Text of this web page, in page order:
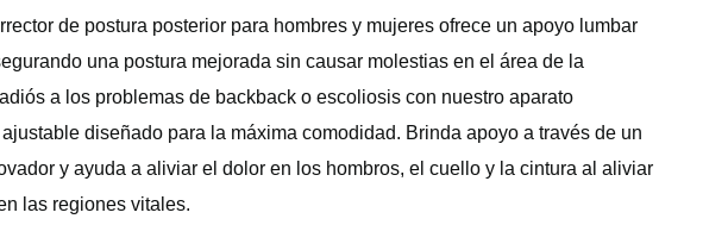
de postura posterior para hombres y mujeres ofrece un apoyo lumbar
una postura mejorada sin causar molestias en el área de la
a los problemas de backback o escoliosis con nuestro aparato
diseñado para la máxima comodidad. Brinda apoyo a través de un
y ayuda a aliviar el dolor en los hombros, el cuello y la cintura al aliviar
las regiones vitales.